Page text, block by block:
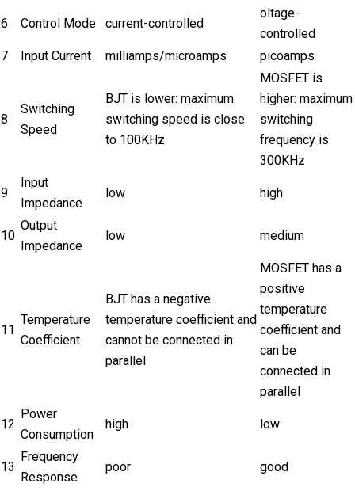
6 Control Mode current-controlled
oltage-
controlled
7
Input Current milliamps/microamps picoamps
8
Switching
Speed
BJT is lower: maximum
switching speed is close
to 100KHz
MOSFET is
higher: maximum
switching
frequency is
300KHz
9
Input
Impedance
low high
10
Output
Impedance
low medium
11
Temperature
Coefficient
BJT has a negative
temperature coefficient and
cannot be connected in
parallel
MOSFET has a
positive
temperature
coefficient and
can be
connected in
parallel
12
Power
Consumption
high low
13
Frequency
Response
poor good